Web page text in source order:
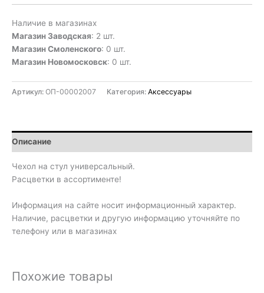
Наличие в магазинах
Магазин Заводская: 2 шт.
Магазин Смоленского: 0 шт.
Магазин Новомосковск: 0 шт.
Артикул: ОП-00002007 Категория: Аксессуары
Описание
Чехол на стул универсальный.
Расцветки в ассортименте!
Информация на сайте носит информационный характер.
Наличие, расцветки и другую информацию уточняйте по
телефону или в магазинах
Похожие товары